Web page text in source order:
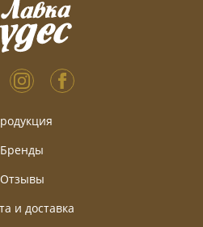
Бренды
Отзывы
и доставка